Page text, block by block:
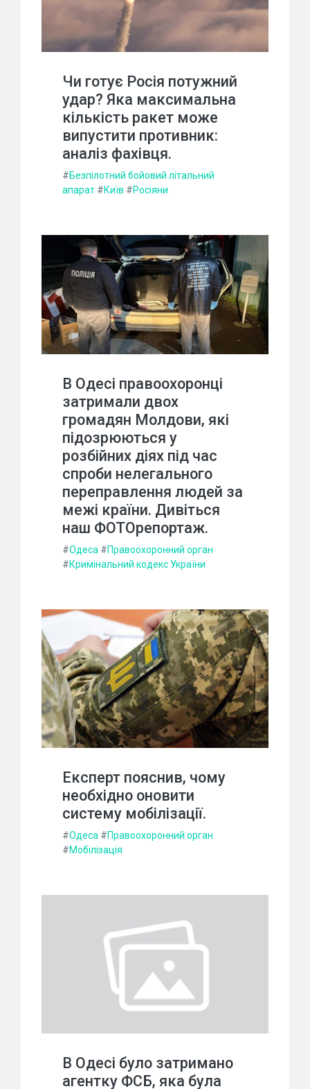
Чи готує Росія потужний
удар? Яка максимальна
кількість ракет може
випустити противник:
аналіз фахівця.
#Безпілотний бойовий літальний
апарат #Київ #Росіяни
В Одесі правоохоронці
затримали двох
громадян Молдови, які
підозрюються у
розбійних діях під час
спроби нелегального
переправлення людей за
межі країни. Дивіться
наш ФОТОрепортаж.
#Одеса #Правоохоронний орган
#Кримінальний кодекс України
Експерт пояснив, чому
необхідно оновити
систему мобілізації.
#Одеса #Правоохоронний орган
#Мобілізація
В Одесі було затримано
агентку ФСБ, яка була